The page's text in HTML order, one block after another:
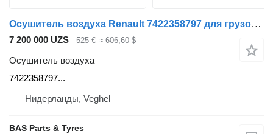
Осушитель воздуха Renault 7422358797 для грузовика Renault
7 200 000 UZS 525 € ≈ 606,60 $
Осушитель воздуха
7422358797...
Нидерланды, Veghel
BAS Parts & Tyres